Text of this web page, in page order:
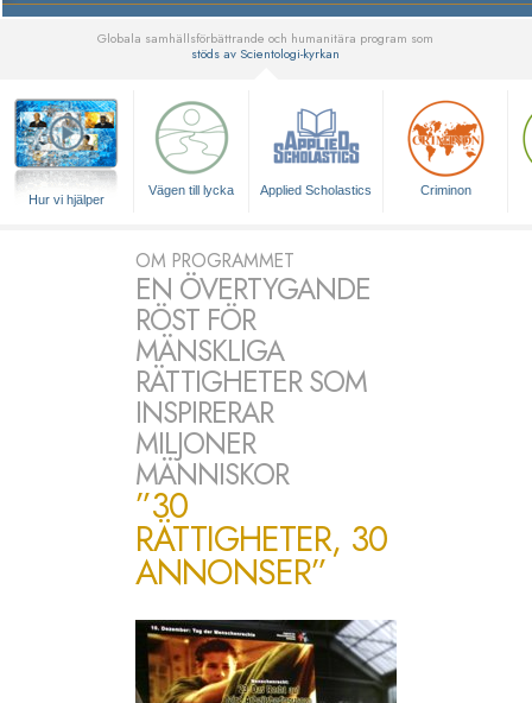
Globala samhällsförbättrande och humanitära program som
stöds av Scientologi-kyrkan
Hur vi hjälper
Vägen till lycka Applied Scholastics Criminon
OM PROGRAMMET
EN ÖVERTYGANDE
RÖST FÖR
MÄNSKLIGA
RÄTTIGHETER SOM
INSPIRERAR
MILJONER
MÄNNISKOR
”30
RÄTTIGHETER, 30
ANNONSER”